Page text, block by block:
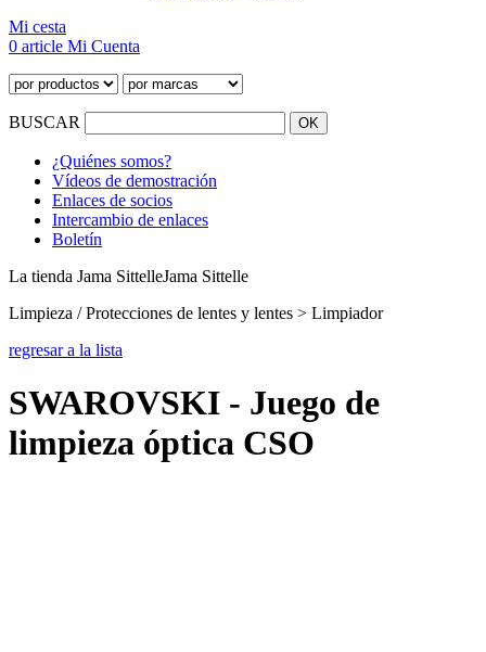
Mi cesta
0 article Mi Cuenta
BUSCAR
¿Quiénes somos?
Vídeos de demostración
Enlaces de socios
Intercambio de enlaces
Boletín
La tienda Jama SittelleJama Sittelle
Limpieza / Protecciones de lentes y lentes > Limpiador
regresar a la lista
SWAROVSKI - Juego de
limpieza óptica CSO